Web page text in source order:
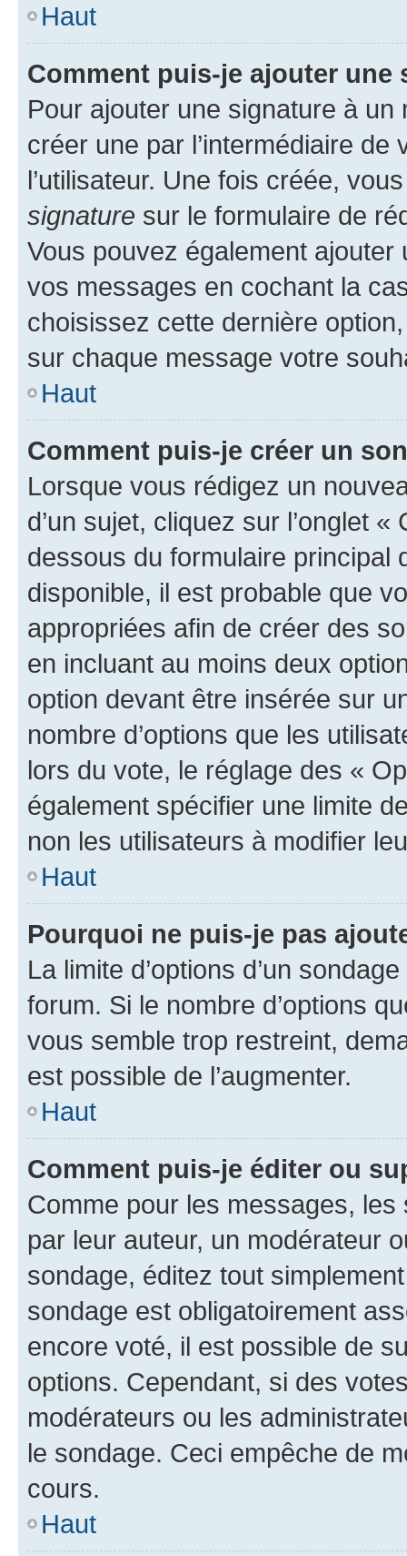
Haut
Comment puis-je ajouter une
Pour ajouter une signature à un
créer une par l’intermédiaire
l’utilisateur. Une fois créée,
signature sur le formulaire de
Vous pouvez également
vos messages en cochant la
choisissez cette dernière
sur chaque message votre
Haut
Comment puis-je créer un
Lorsque vous rédigez un
d’un sujet, cliquez sur l’onglet
dessous du formulaire principal
disponible, il est probable que
appropriées afin de créer des
en incluant au moins deux
option devant être insérée sur
nombre d’options que les
lors du vote, le réglage des «
également spécifier une limite
non les utilisateurs à modifier
Haut
Pourquoi ne puis-je pas
La limite d’options d’un
forum. Si le nombre d’options
vous semble trop restreint,
est possible de l’augmenter.
Haut
Comment puis-je éditer ou
Comme pour les messages,
par leur auteur, un modérateur
sondage, éditez tout
sondage est obligatoirement
encore voté, il est possible de
options. Cependant, si des
modérateurs ou les
le sondage. Ceci empêche de
cours.
Haut